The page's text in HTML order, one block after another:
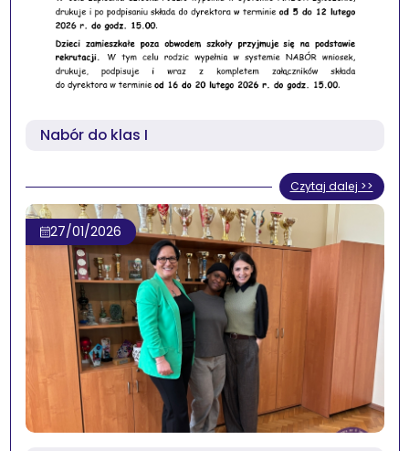
Nabór do klas I
Czytaj dalej >>
27/01/2026